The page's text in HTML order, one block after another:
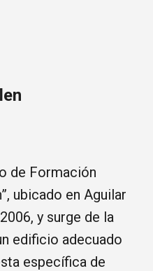
de Formación
ubicado en Aguilar
y surge de la
edificio adecuado
específica de